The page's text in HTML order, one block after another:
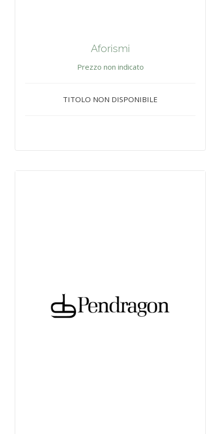
Aforismi
Prezzo non indicato
TITOLO NON DISPONIBILE